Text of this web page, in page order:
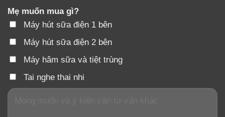
Mẹ muốn mua gì?
Máy hút sữa điện 1 bên
Máy hút sữa điện 2 bên
Máy hâm sữa và tiệt trùng
Tai nghe thai nhi